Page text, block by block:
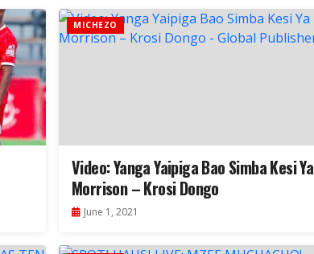
MICHEZO
Video: Yanga Yaipiga Bao Simba Kesi Ya
Morrison – Krosi Dongo
June 1, 2021